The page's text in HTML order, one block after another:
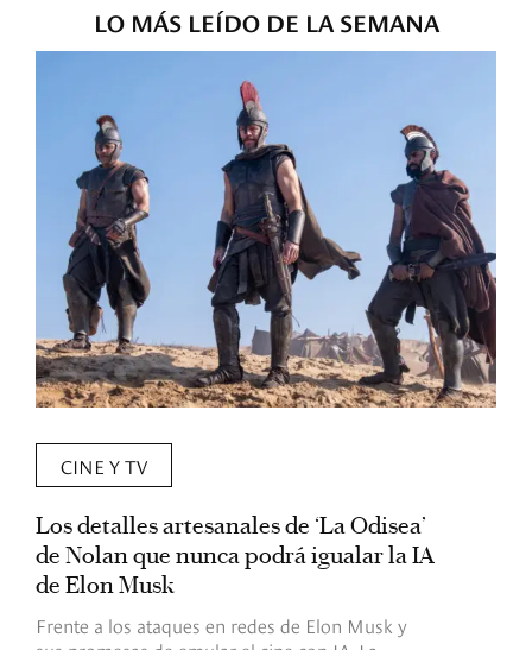
LO MÁS LEÍDO DE LA SEMANA
CINE Y TV
Los detalles artesanales de ‘La Odisea’
de Nolan que nunca podrá igualar la IA
de Elon Musk
Frente a los ataques en redes de Elon Musk y